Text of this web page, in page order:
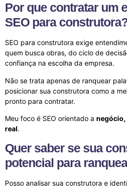
Por que contratar um
SEO para
SEO para construtora exige
quem busca obras, do ciclo de
confiança na escolha da empresa.
Não se trata apenas de ranquear
posicionar sua construtora como a
pronto para contratar.
Meu foco é SEO orientado a negócio,
real.
Quer saber se sua
potencial para
Posso analisar sua construtora e